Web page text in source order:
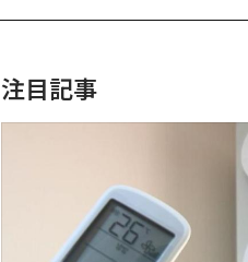
注目記事